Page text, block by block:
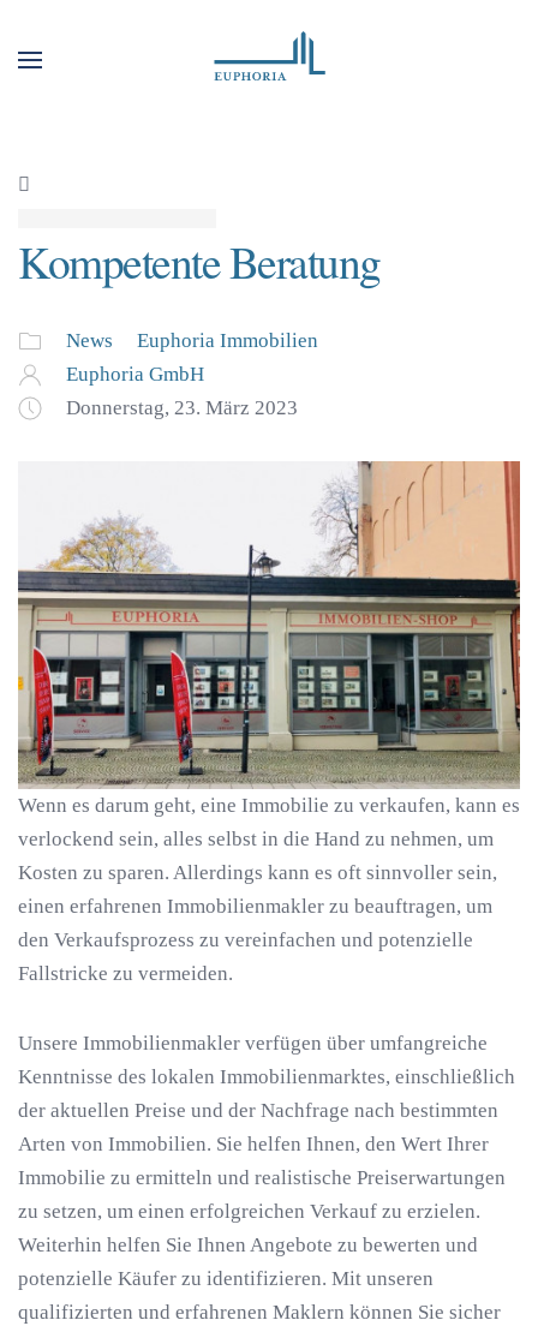
Kompetente Beratung
News
Euphoria Immobilien
Euphoria GmbH
Donnerstag, 23. März 2023
Wenn es darum geht, eine Immobilie zu verkaufen, kann es
verlockend sein, alles selbst in die Hand zu nehmen, um
Kosten zu sparen. Allerdings kann es oft sinnvoller sein,
einen erfahrenen Immobilienmakler zu beauftragen, um
den Verkaufsprozess zu vereinfachen und potenzielle
Fallstricke zu vermeiden.
Unsere Immobilienmakler verfügen über umfangreiche
Kenntnisse des lokalen Immobilienmarktes, einschließlich
der aktuellen Preise und der Nachfrage nach bestimmten
Arten von Immobilien. Sie helfen Ihnen, den Wert Ihrer
Immobilie zu ermitteln und realistische Preiserwartungen
zu setzen, um einen erfolgreichen Verkauf zu erzielen.
Weiterhin helfen Sie Ihnen Angebote zu bewerten und
potenzielle Käufer zu identifizieren. Mit unseren
qualifizierten und erfahrenen Maklern können Sie sicher